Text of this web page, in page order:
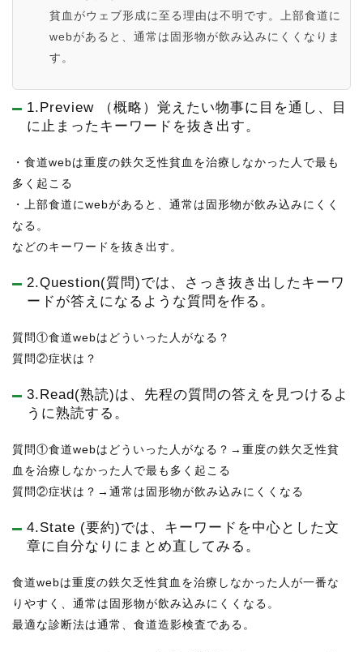
貧血がウェブ形成に至る理由は不明です。上部食道に
webがあると、通常は固形物が飲み込みにくくなりま
す。
1.Preview （概略）覚えたい物事に目を通し、目
に止まったキーワードを抜き出す。
・食道webは重度の鉄欠乏性貧血を治療しなかった人で最も
多く起こる
・上部食道にwebがあると、通常は固形物が飲み込みにくく
なる。
などのキーワードを抜き出す。
2.Question(質問)では、さっき抜き出したキーワ
ードが答えになるような質問を作る。
質問①食道webはどういった人がなる？
質問②症状は？
3.Read(熟読)は、先程の質問の答えを見つけるよ
うに熟読する。
質問①食道webはどういった人がなる？→重度の鉄欠乏性貧
血を治療しなかった人で最も多く起こる
質問②症状は？→通常は固形物が飲み込みにくくなる
4.State (要約)では、キーワードを中心とした文
章に自分なりにまとめ直してみる。
食道webは重度の鉄欠乏性貧血を治療しなかった人が一番な
りやすく、通常は固形物が飲み込みにくくなる。
最適な診断法は通常、食道造影検査である。